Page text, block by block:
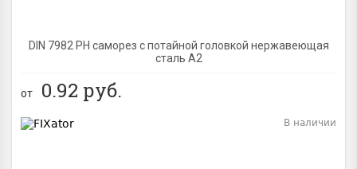
DIN 7982 PH саморез с потайной головкой нержавеющая
сталь A2
от 0.92 руб.
В наличии